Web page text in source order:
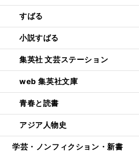
すばる
小説すばる
集英社 文芸ステーション
web 集英社文庫
青春と読書
アジア人物史
学芸・ノンフィクション・新書